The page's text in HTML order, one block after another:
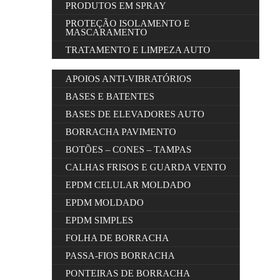
PRODUTOS EM SPRAY
PROTEÇÃO ISOLAMENTO E
MASCARAMENTO
TRATAMENTO E LIMPEZA AUTO
APOIOS ANTI-VIBRATÓRIOS
BASES E BATENTES
BASES DE ELEVADORES AUTO
BORRACHA PAVIMENTO
BOTÕES – CONES – TAMPAS
CALHAS FRISOS E GUARDA VENTO
EPDM CELULAR MOLDADO
EPDM MOLDADO
EPDM SIMPLES
FOLHA DE BORRACHA
PASSA-FIOS BORRACHA
PONTEIRAS DE BORRACHA